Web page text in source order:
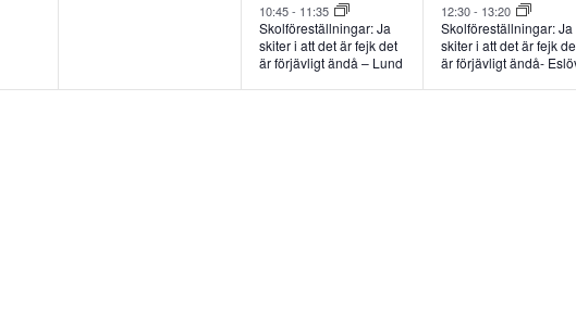
10:45- 11:35
Skolföreställningar: Ja
skiter i att det är fejk det
är förjävligt ändå – Lund
12:30- 13:20
Skolföreställningar: Ja
skiter i att det är fejk
är förjävligt ändå-